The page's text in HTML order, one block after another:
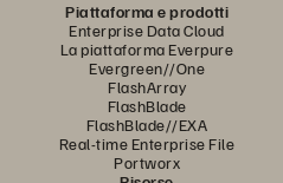
Piattaforma e prodotti
Enterprise Data Cloud
La piattaforma Everpure
Evergreen//One
FlashArray
FlashBlade
FlashBlade//EXA
Real-time Enterprise File
Portworx